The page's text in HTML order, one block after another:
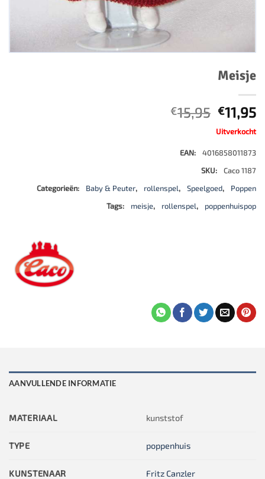
Meisje
€15,95
prijs
was:
€15,95.
€11,95
Uitverkocht
EAN:
4016858011873
SKU:
Caco 1187
Categorieën:
Baby & Peuter, rollenspel, Speelgoed,
Poppen
Tags:
meisje, rollenspel, poppenhuispop
AANVULLENDE INFORMATIE
MATERIAAL kunststof
TYPE poppenhuis
KUNSTENAAR Fritz Canzler